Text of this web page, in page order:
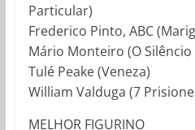
Particular)
Frederico Pinto, ABC
Mário Monteiro (O Silêncio
Tulé Peake (Veneza)
William Valduga (7
MELHOR FIGURINO